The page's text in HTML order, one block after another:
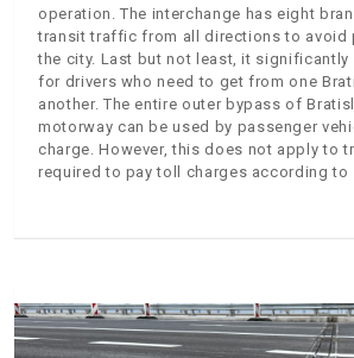
operation. The interchange has eight
transit traffic from all directions to avoid
the city. Last but not least, it significantly
for drivers who need to get from one
another. The entire outer bypass of
motorway can be used by passenger
charge. However, this does not apply to
required to pay toll charges according to